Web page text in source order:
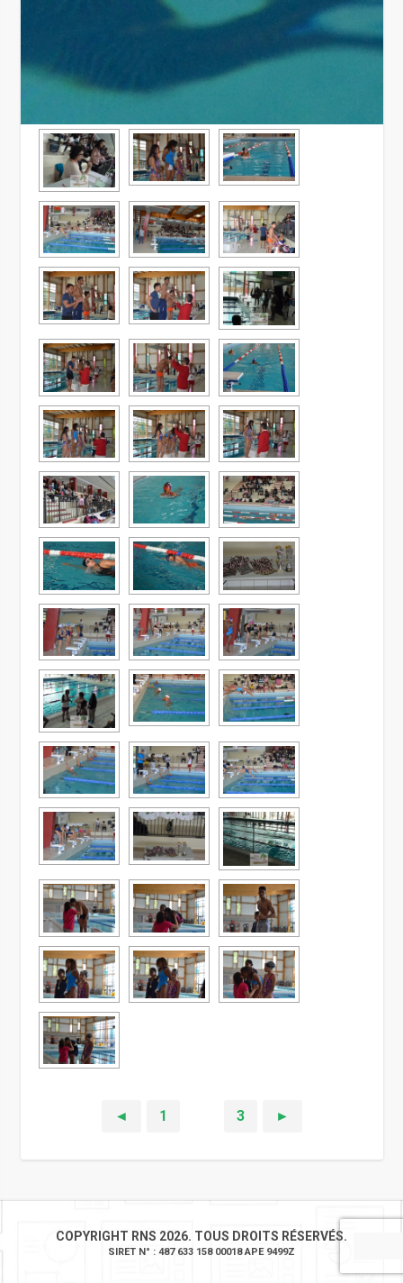
◄ 1 3 ►
COPYRIGHT RNS 2026. TOUS DROITS RÉSERVÉS.
SIRET N° : 487 633 158 00018 APE 9499Z